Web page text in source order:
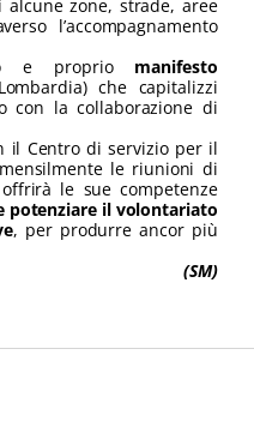
zone, strade, aree
l’accompagnamento
e proprio manifesto
che capitalizzi
con la collaborazione di
il Centro di servizio per il
le riunioni di
le sue competenze
potenziare il volontariato
, per produrre ancor più
(SM)